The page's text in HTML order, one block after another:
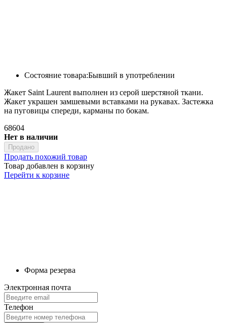
Состояние товара:Бывший в употреблении
Жакет Saint Laurent выполнен из серой шерстяной ткани.
Жакет украшен замшевыми вставками на рукавах. Застежка
на пуговицы спереди, карманы по бокам.
68604
Нет в наличии
Продано
Продать похожий товар
Товар добавлен в корзину
Перейти к корзине
Форма резерва
Электронная почта
Телефон